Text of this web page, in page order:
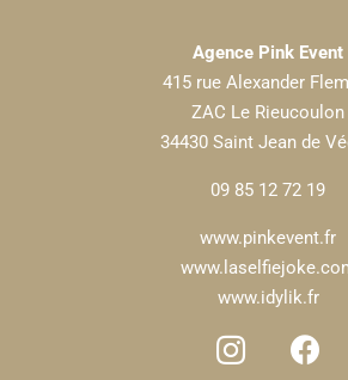
Agence Pink Event
415 rue Alexander
ZAC Le Rieucoulon
34430 Saint Jean de
09 85 12 72 19
www.pinkevent.fr
www.idylik.fr